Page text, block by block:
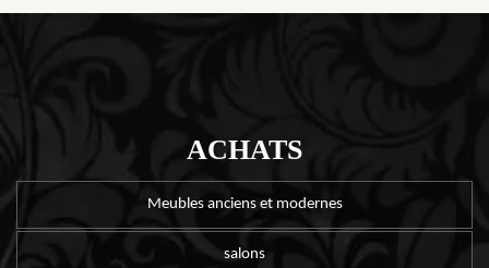
ACHATS
Meubles anciens et modernes
salons